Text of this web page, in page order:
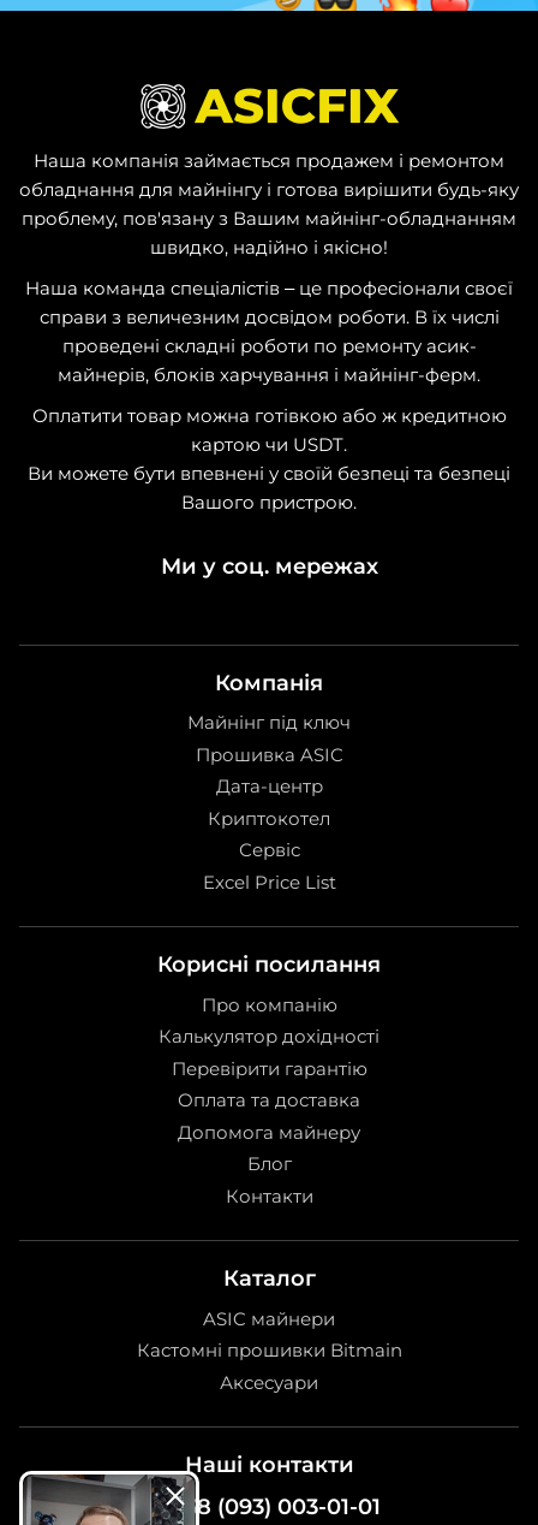
Наша компанія займається продажем і ремонтом
обладнання для майнінгу і готова вирішити будь-яку
проблему, пов'язану з Вашим майнінг-обладнанням
швидко, надійно і якісно!
Наша команда спеціалістів – це професіонали своєї
справи з величезним досвідом роботи. В їх числі
проведені складні роботи по ремонту асик-
майнерів, блоків харчування і майнінг-ферм.
Оплатити товар можна готівкою або ж кредитною
картою чи USDT.
Ви можете бути впевнені у своїй безпеці та безпеці
Вашого пристрою.
Ми у соц. мережах
Компанія
Майнінг під ключ
Прошивка ASIC
Дата-центр
Криптокотел
Сервіс
Excel Price List
Корисні посилання
Про компанію
Калькулятор дохідності
Перевірити гарантію
Оплата та доставка
Допомога майнеру
Блог
Контакти
Каталог
ASIC майнери
Кастомні прошивки Bitmain
Аксесуари
Наші контакти
+38 (093) 003-01-01